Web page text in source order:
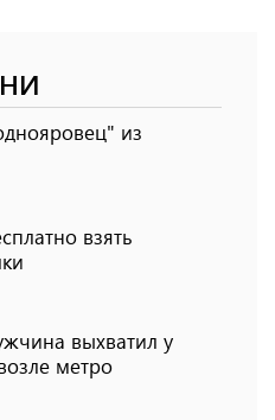
из
взять
выхватил у
метро